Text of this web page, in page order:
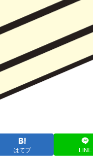
はてブ LINE